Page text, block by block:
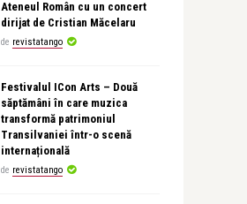
Ateneul Român cu un concert
dirijat de Cristian Măcelaru
de revistatango
Festivalul ICon Arts – Două
săptămâni în care muzica
transformă patrimoniul
Transilvaniei într-o scenă
internațională
de revistatango